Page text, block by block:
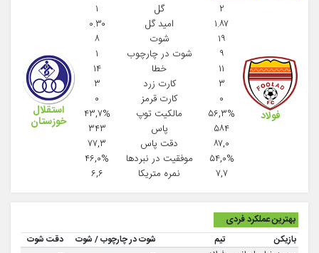
فولاد
۲
۱.۸۷
۱۹
۹
۱۱
۳
۰
۵۶,۳%
۵۸۴
۸۷,۰
۵۴,۰%
۷,۷
گل
امید گل
شوت
شوت در چارچوب
خطا
کارت زرد
کارت قرمز
مالکیت توپ
پاس
دقت پاس
موفقيت در نبردها
نمره متریکا
۱
۰.۳۰
۸
۱
۱۴
۳
۰
۴۳,۷%
۳۴۳
۷۷,۳
۴۶,۰%
۶,۶
استقلال
خوزستان
بهترین عملکرد فردی
بازیکن تیم شوت در چارچوب / شوت
دقت شوت